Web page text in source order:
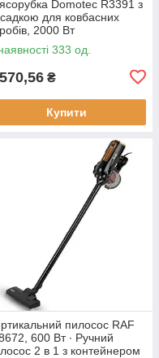
Domotec R3391 з
для ковбасних
2000 Вт
333 од.
₴
Купити
пилосос RAF
600 Вт ∙ Ручний
2 в 1 з контейнером